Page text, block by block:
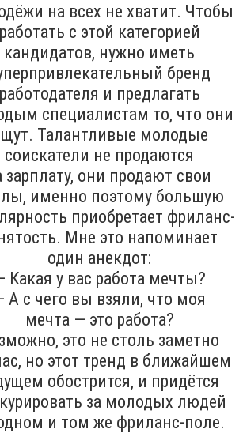
на всех не хватит. Чтобы
работать с этой категорией
кандидатов, нужно иметь
бренд
работодателя и предлагать
специалистам то, что они
Талантливые молодые
соискатели не продаются
зарплату, они продают свои
именно поэтому большую
приобретает фриланс-
Мне это напоминает
один анекдот:
Какая у вас работа мечты?
А с чего вы взяли, что моя
мечта — это работа?
это не столь заметно
но этот тренд в ближайшем
обострится, и придётся
за молодых людей
и том же фриланс-поле.